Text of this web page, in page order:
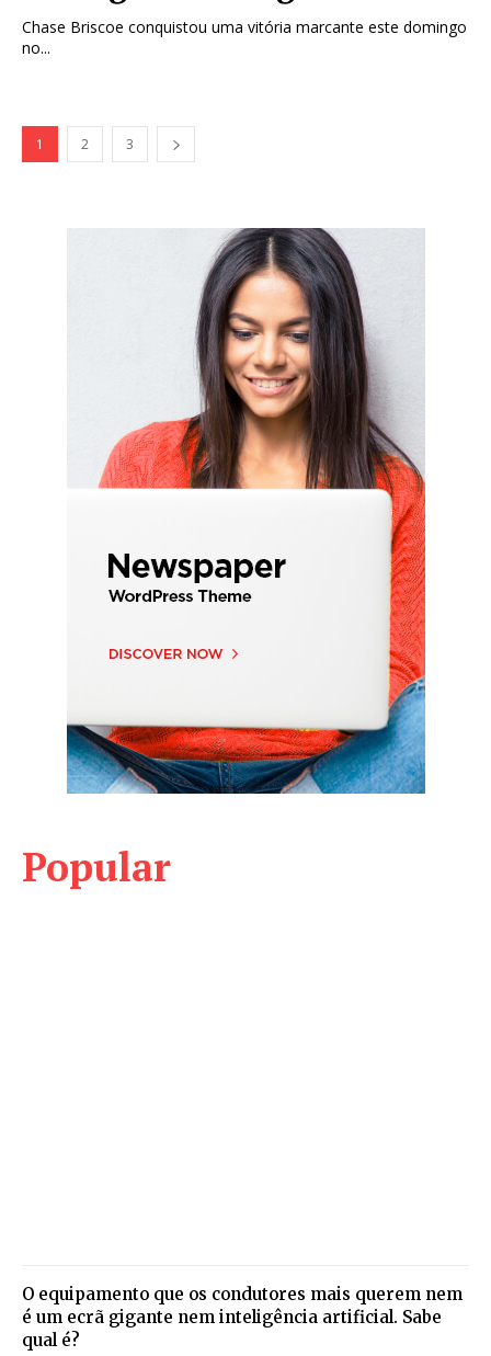
Chase Briscoe conquistou uma vitória marcante este domingo
no...
1 2 3
Popular
O equipamento que os condutores mais querem nem
é um ecrã gigante nem inteligência artificial. Sabe
qual é?